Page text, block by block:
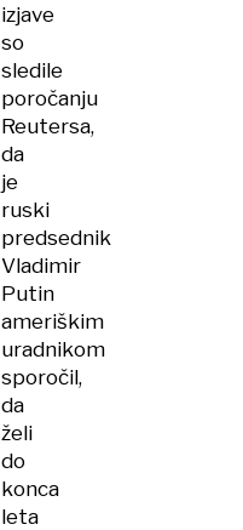
izjave
so
sledile
poročanju
Reutersa,
da
je
ruski
predsednik
Vladimir
Putin
ameriškim
uradnikom
sporočil,
da
želi
do
konca
leta